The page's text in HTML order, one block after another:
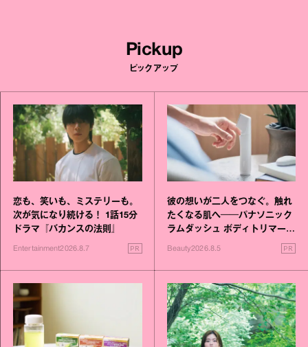
Pickup
ピックアップ
恋も、笑いも、ミステリーも。
次が気になり続ける！ 1話15分
ドラマ『バカンスの法則』
Entertainment2026.8.7 PR
彼の想いが二人をつなぐ。触れ
たくなる肌へ──パナソニック
ラムダッシュ ボディトリマーが
Beauty2026.8.5 PR